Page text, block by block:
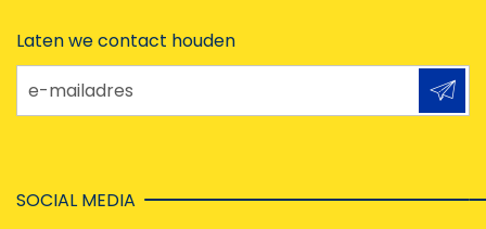
Laten we contact houden
e-mailadres
SOCIAL MEDIA